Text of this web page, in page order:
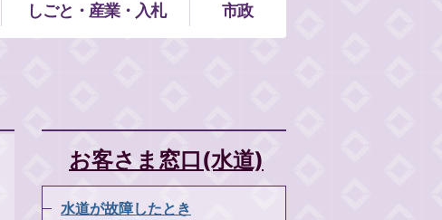
しごと・産業・入札 市政
お客さま窓口(水道)
水道が故障したとき